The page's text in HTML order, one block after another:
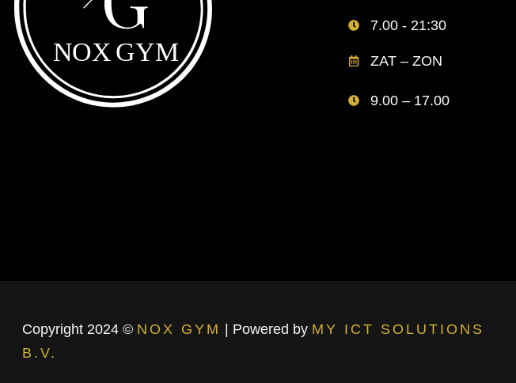
7.00 - 21:30
ZAT – ZON
9.00 – 17.00
Copyright 2024 © NOX GYM | Powered by MY ICT SOLUTIONS
B.V.